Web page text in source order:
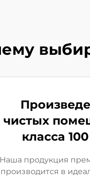
чистых
класса
Наша продукция
производится в